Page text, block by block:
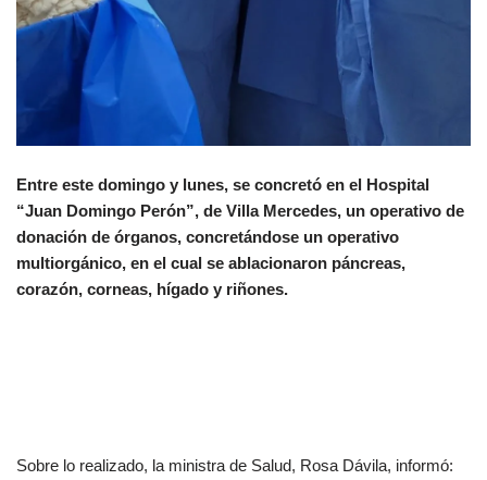
Entre este domingo y lunes, se concretó en el Hospital
“Juan Domingo Perón”, de Villa Mercedes, un operativo de
donación de órganos, concretándose un operativo
multiorgánico, en el cual se ablacionaron páncreas,
corazón, corneas, hígado y riñones.
Sobre lo realizado, la ministra de Salud, Rosa Dávila, informó: